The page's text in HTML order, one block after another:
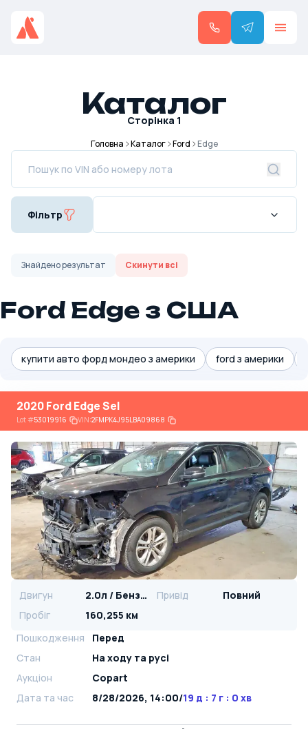
Каталог
Сторінка 1
Головна Каталог Ford Edge
Фільтр
Знайденорезультат Скинути всі
Ford Edge з США
купити авто форд мондео з америки ford з америки
2020 Ford Edge Sel
Lot#53019916 VIN:2FMPK4J95LBA09868
Двигун 2.0л / Бензин Привід
Повний
Пробіг
160,255 км
Пошкодження
Перед
Стан
На ​​ходу та русі
Аукціон
Copart
Дата та час
8/28/2026, 14:00/19 д : 7 г : 0 хв